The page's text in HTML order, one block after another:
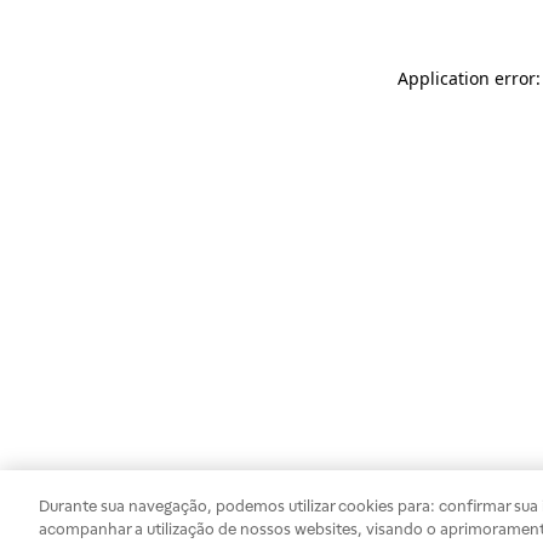
Application
Durante sua navegação, podemos utilizar cookies para: confirmar
acompanhar a utilização de nossos websites, visando o